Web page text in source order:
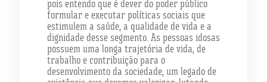
pois entendo que é dever do poder público
formular e executar políticas sociais que
estimulem a saúde, a qualidade de vida e a
dignidade desse segmento. As pessoas idosas
possuem uma longa trajetória de vida, de
trabalho e contribuição para o
desenvolvimento da sociedade, um legado de